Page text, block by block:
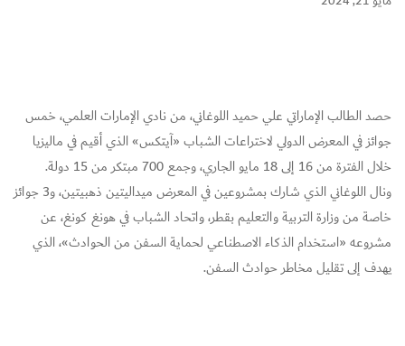
حصد الطالب الإماراتي علي حميد اللوغاني، من نادي الإمارات العلمي، خمس
جوائز في المعرض الدولي لاختراعات الشباب «آيتكس» الذي أقيم في ماليزيا
خلال الفترة من 16 إلى 18 مايو الجاري، وجمع 700 مبتكر من 15 دولة.
ونال اللوغاني الذي شارك بمشروعين في المعرض ميداليتين ذهبيتين، و3 جوائز
خاصة من وزارة التربية والتعليم بقطر، واتحاد الشباب في هونغ كونغ، عن
مشروعه «استخدام الذكاء الاصطناعي لحماية السفن من الحوادث»، الذي
يهدف إلى تقليل مخاطر حوادث السفن.